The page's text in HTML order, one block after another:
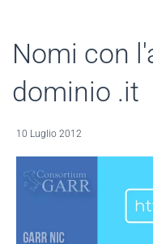
Nomi con
dominio .it
10 Luglio 2012